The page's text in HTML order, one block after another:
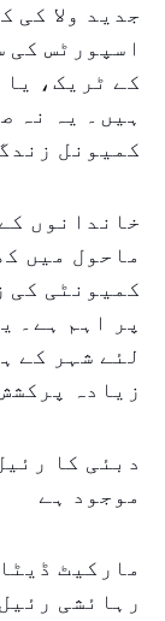
جدید ولا کی
اسپورٹس کی
کے ٹریک،
ہیں۔ یہ نہ
کمیونل
خاندانوں
ماحول میں
کمیونٹی کی
پر اہم ہے۔
لئے شہر کے
زیادہ پرکشش
دبئی کا
موجود ہے
مارکیٹ
رہائشی